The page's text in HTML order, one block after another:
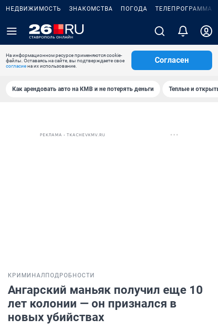
НЕДВИЖИМОСТЬ ЗНАКОМСТВА ПОГОДА ТЕЛЕПРОГРАММА
На информационном ресурсе применяются cookie-
файлы. Оставаясь на сайте, вы подтверждаете свое
согласиена их использование.
Согласен
Как арендовать авто на КМВ и не потерять деньги Теплые и
РЕКЛАМА • TKACHEVKMV.RU
КРИМИНАЛ ПОДРОБНОСТИ
Ангарский маньяк получил еще 10
лет колонии — он признался в
новых убийствах